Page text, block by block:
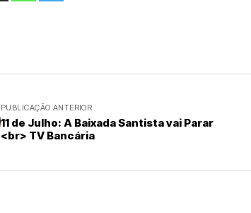
PUBLICAÇÃO ANTERIOR
11 de Julho: A Baixada Santista vai Parar
<br> TV Bancária